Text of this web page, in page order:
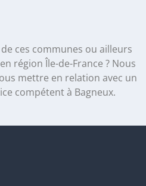
ces communes ou ailleurs
région Île-de-France ? Nous
mettre en relation avec un
compétent à Bagneux.